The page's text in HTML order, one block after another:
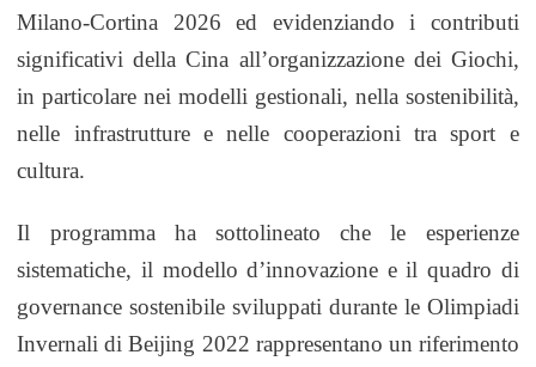
Milano-Cortina 2026 ed evidenziando i contributi
significativi della Cina all’organizzazione dei Giochi,
in particolare nei modelli gestionali, nella sostenibilità,
nelle infrastrutture e nelle cooperazioni tra sport e
cultura.
Il programma ha sottolineato che le esperienze
sistematiche, il modello d’innovazione e il quadro di
governance sostenibile sviluppati durante le Olimpiadi
Invernali di Beijing 2022 rappresentano un riferimento